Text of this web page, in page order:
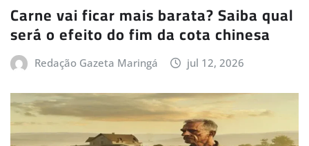
Carne vai ficar mais barata? Saiba qual
será o efeito do fim da cota chinesa
Redação Gazeta Maringá jul 12, 2026